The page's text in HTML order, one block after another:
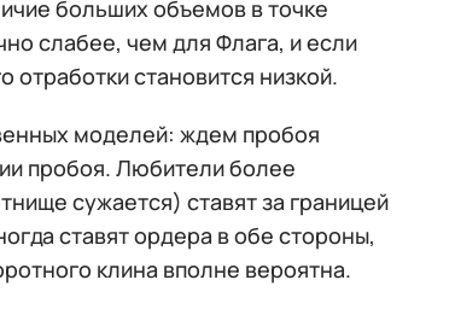
больших объемов в точке
слабее, чем для Флага, и если
становится низкой.
моделей: ждем пробоя
пробоя. Любители более
сужается) ставят за границей
ставят ордера в обе стороны,
клина вполне вероятна.